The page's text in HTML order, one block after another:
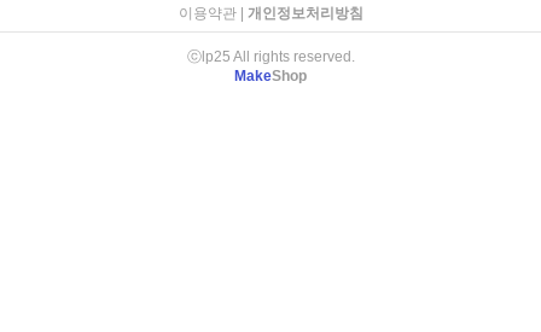
이용약관| 개인정보처리방침
ⓒlp25 All rights reserved.
MakeShop